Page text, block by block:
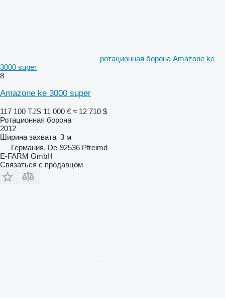
ротационная борона Amazone ke
3000 super
8
Amazone ke 3000 super
117 100 TJS 11 000 € ≈ 12 710 $
Ротационная борона
2012
Ширина захвата 3 м
Германия, De-92536 Pfreimd
E-FARM GmbH
Связаться с продавцом